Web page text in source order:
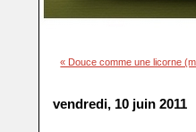
« Douce comme une licorne
vendredi, 10 juin 2011